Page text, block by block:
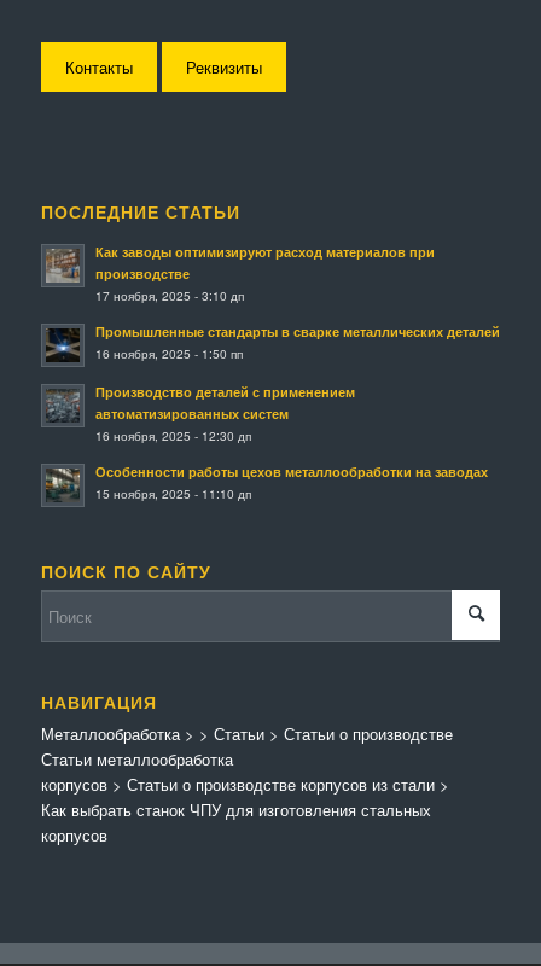
Контакты Реквизиты
ПОСЛЕДНИЕ СТАТЬИ
Как заводы оптимизируют расход материалов при
производстве
17 ноября, 2025 - 3:10 дп
Промышленные стандарты в сварке металлических деталей
16 ноября, 2025 - 1:50 пп
Производство деталей с применением
автоматизированных систем
16 ноября, 2025 - 12:30 дп
Особенности работы цехов металлообработки на заводах
15 ноября, 2025 - 11:10 дп
ПОИСК ПО САЙТУ
НАВИГАЦИЯ
Металлообработка>
Статьи металлообработка
> Статьи> Статьи о производстве
корпусов> Статьи о производстве корпусов из стали>
Как выбрать станок ЧПУ для изготовления стальных
корпусов